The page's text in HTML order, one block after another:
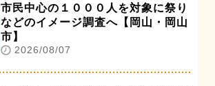
市民中心の１０００人を対象に祭り
などのイメージ調査へ【岡山・岡山
市】
2026/08/07